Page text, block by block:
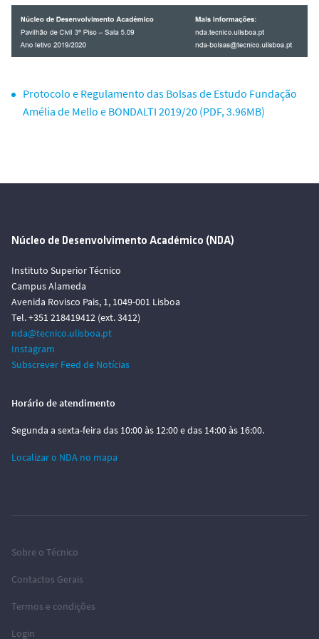
Protocolo e Regulamento das Bolsas de Estudo Fundação
Amélia de Mello e BONDALTI 2019/20 (PDF, 3.96MB)
Núcleo de Desenvolvimento Académico (NDA)
Instituto Superior Técnico
Campus Alameda
Avenida Rovisco Pais, 1, 1049-001 Lisboa
Tel. +351 218419412 (ext. 3412)
nda@tecnico.ulisboa.pt
Instagram
Subscrever Feed de Notícias
Horário de atendimento
Segunda a sexta-feira das 10:00 às 12:00 e das 14:00 às 16:00.
Localizar o NDA no mapa
Sobre o Técnico
Contactos Gerais
Termos e condições
Login